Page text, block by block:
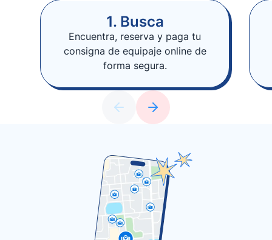
1. Busca
Encuentra, reserva y paga tu
consigna de equipaje online de
forma segura.